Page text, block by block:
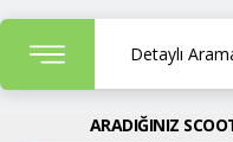
Detaylı
ARADIĞINIZ